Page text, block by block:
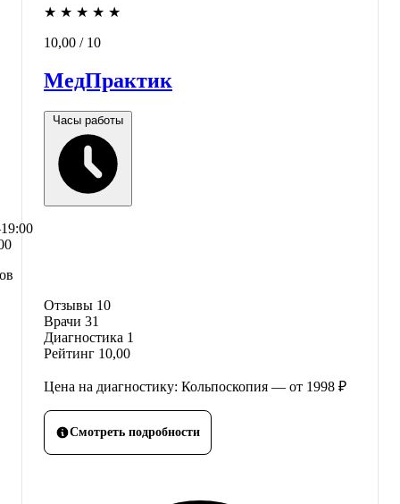
★ ★ ★ ★ ★
10,00 / 10
МедПрактик
Часы работы
Отзывы 10
Врачи 31
Диагностика 1
Рейтинг 10,00
Цена на диагностику: Кольпоскопия — от 1998 ₽
Смотреть подробности